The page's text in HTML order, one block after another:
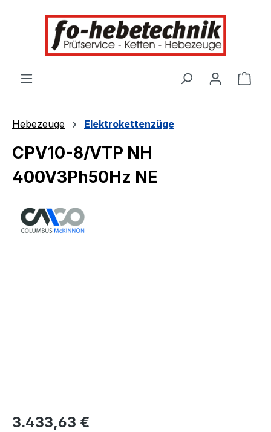
springen
Hebezeuge Elektrokettenzüge
CPV10-8/VTP NH
400V3Ph50Hz NE
3.433,63 €